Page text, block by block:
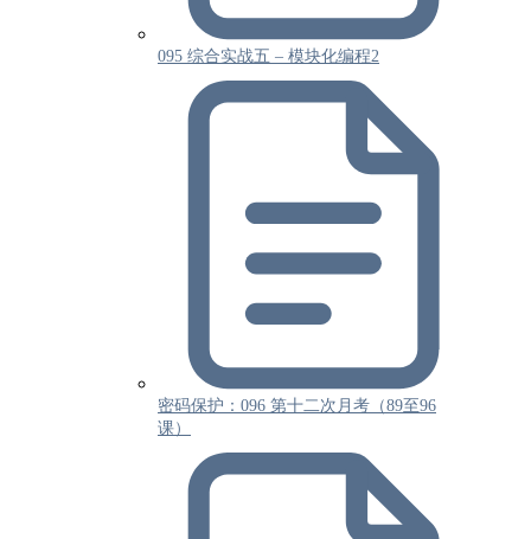
095 综合实战五 – 模块化编程2
密码保护：096 第十二次月考（89至96
课）